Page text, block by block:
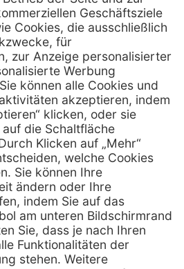
10559 Berlin
0800 - 888 777 6
0800 - 888 777 8
@ henryschein-med.de
Hilfe
FAQs
Kontakt
Lob & Kritik
Außendienst
Retoure
E-Rechnung